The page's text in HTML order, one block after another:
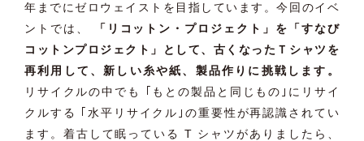
年までにゼロウェイストを目指しています。今回のイベ
ントでは、
「リコットン・プロジェクト」を「すなび
コットンプロジェクト」として、古くなったＴシャツを
再利用して、新しい糸や紙、製品作りに挑戦します。
リサイクルの中でも ｢もとの製品と同じもの｣にリサイ
クルする ｢水平リサイクル｣の重要性が再認識されてい
ます。着古して眠っている T シャツがありましたら、